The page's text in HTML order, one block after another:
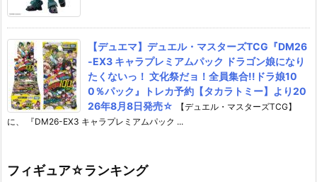
【デュエマ】デュエル・マスターズTCG『DM26
-EX3 キャラプレミアムパック ドラゴン娘になり
たくないっ！ 文化祭だョ！全員集合!!ドラ娘10
0％パック』トレカ予約【タカラトミー】より20
26年8月8日発売☆
【デュエル・マスターズTCG】
に、 『DM26-EX3 キャラプレミアムパック ...
フィギュア☆ランキング